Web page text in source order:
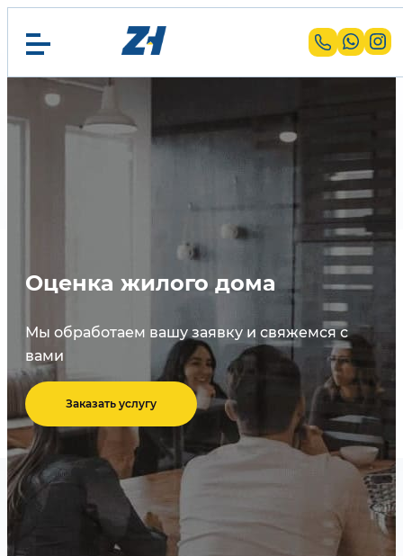
Оценка жилого дома
Мы обработаем вашу заявку и свяжемся с
вами
Заказать услугу